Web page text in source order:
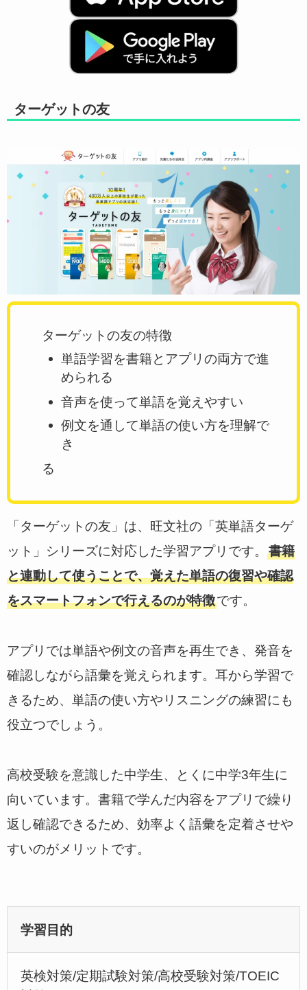
ターゲットの友
ターゲットの友の特徴
単語学習を書籍とアプリの両方で進
められる
音声を使って単語を覚えやすい
例文を通して単語の使い方を理解で
き
る
「ターゲットの友」は、旺文社の「英単語ターゲ
ット」シリーズに対応した学習アプリです。 書籍
と連動して使うことで、覚えた単語の復習や確認
をスマートフォンで行えるのが特徴です。
アプリでは単語や例文の音声を再生でき、発音を
確認しながら語彙を覚えられます。耳から学習で
きるため、単語の使い方やリスニングの練習にも
役立つでしょう。
高校受験を意識した中学生、とくに中学3年生に
向いています。書籍で学んだ内容をアプリで繰り
返し確認できるため、効率よく語彙を定着させや
すいのがメリットです。
学習目的
英検対策/定期試験対策/高校受験対策/TOEIC